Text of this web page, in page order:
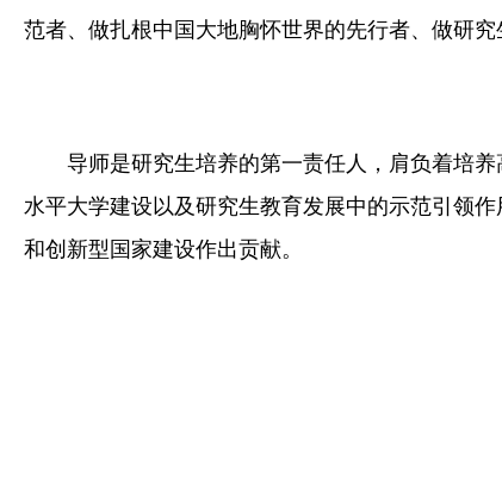
范者、做扎根中国大地胸怀世界的先行者、做研究
导师是研究生培养的第一责任人，肩负着培
水平大学建设以及研究生教育发展中的示范引领
和创新型国家建设作出贡献。